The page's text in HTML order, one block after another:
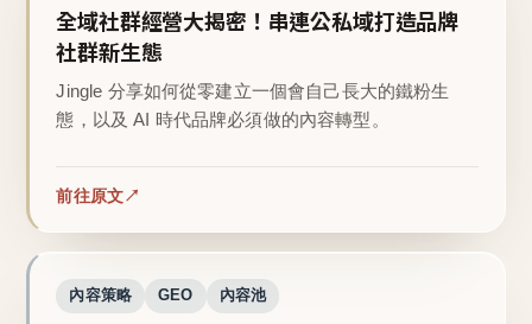
全域社群經營大揭密！串連公私域打造品牌
社群新生態
Jingle 分享如何從零建立一個會自己長大的鐵粉生
態，以及 AI 時代品牌必須做的內容轉型。
前往原文
內容策略 GEO 內容池